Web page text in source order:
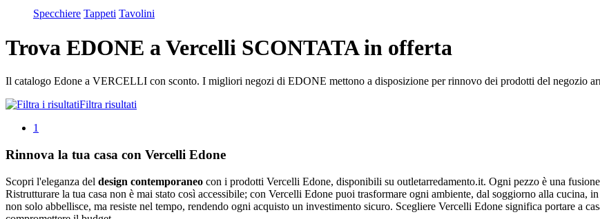
Specchiere Tappeti Tavolini
Trova EDONE a Vercelli SCONTATA in offerta
Il catalogo Edone a VERCELLI con sconto. I migliori negozi di EDONE mettono a disposizione per rinnovo dei prodotti del negozio
Filtra risultati
1
Rinnova la tua casa con Vercelli Edone
Scopri l'eleganza del design contemporaneo con i prodotti Vercelli Edone, disponibili su outletarredamento.it. Ogni pezzo è una
Ristrutturare la tua casa non è mai stato così accessibile; con Vercelli Edone puoi trasformare ogni ambiente, dal soggiorno alla cucina,
non solo abbellisce, ma resiste nel tempo, rendendo ogni acquisto un investimento sicuro. Scegliere Vercelli Edone significa portare a